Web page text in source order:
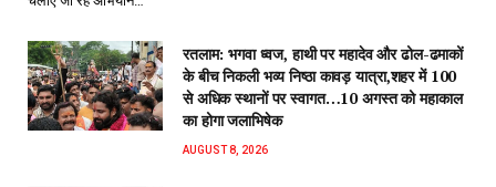
रतलाम: भगवा ध्वज, हाथी पर महादेव और ढोल-ढमाकों
के बीच निकली भव्य निष्ठा कावड़ यात्रा,शहर में 100
से अधिक स्थानों पर स्वागत…10 अगस्त को महाकाल
का होगा जलाभिषेक
AUGUST 8, 2026